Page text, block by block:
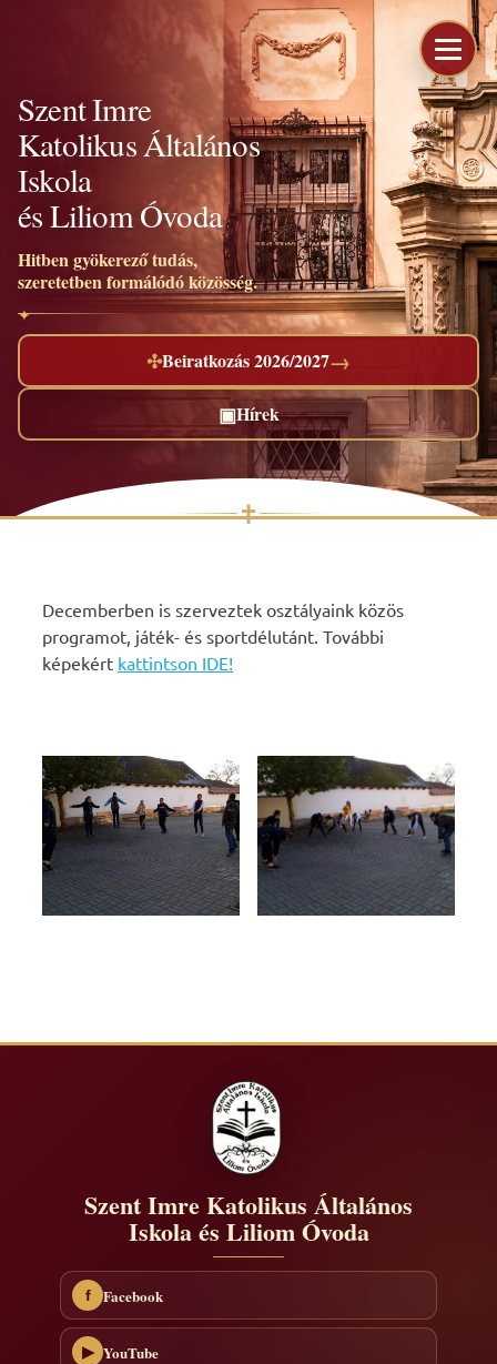
Szent Imre
Katolikus Általános
Iskola
és Liliom Óvoda
Hitben gyökerező tudás,
szeretetben formálódó közösség.
✣Beiratkozás 2026/2027→
▣Hírek
✝
Decemberben is szerveztek osztályaink közös
programot, játék- és sportdélutánt. További
képekért kattintson IDE!
Szent Imre Katolikus Általános
Iskola és Liliom Óvoda
f Facebook
▶ YouTube